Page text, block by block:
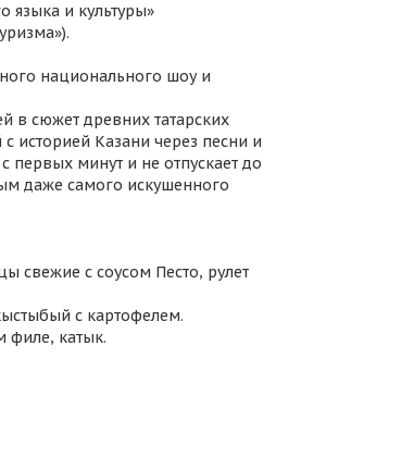
языка и культуры»
национального шоу и
в сюжет древних татарских
историей Казани через песни и
первых минут и не отпускает до
даже самого искушенного
свежие с соусом Песто, рулет
с картофелем.
филе, катык.